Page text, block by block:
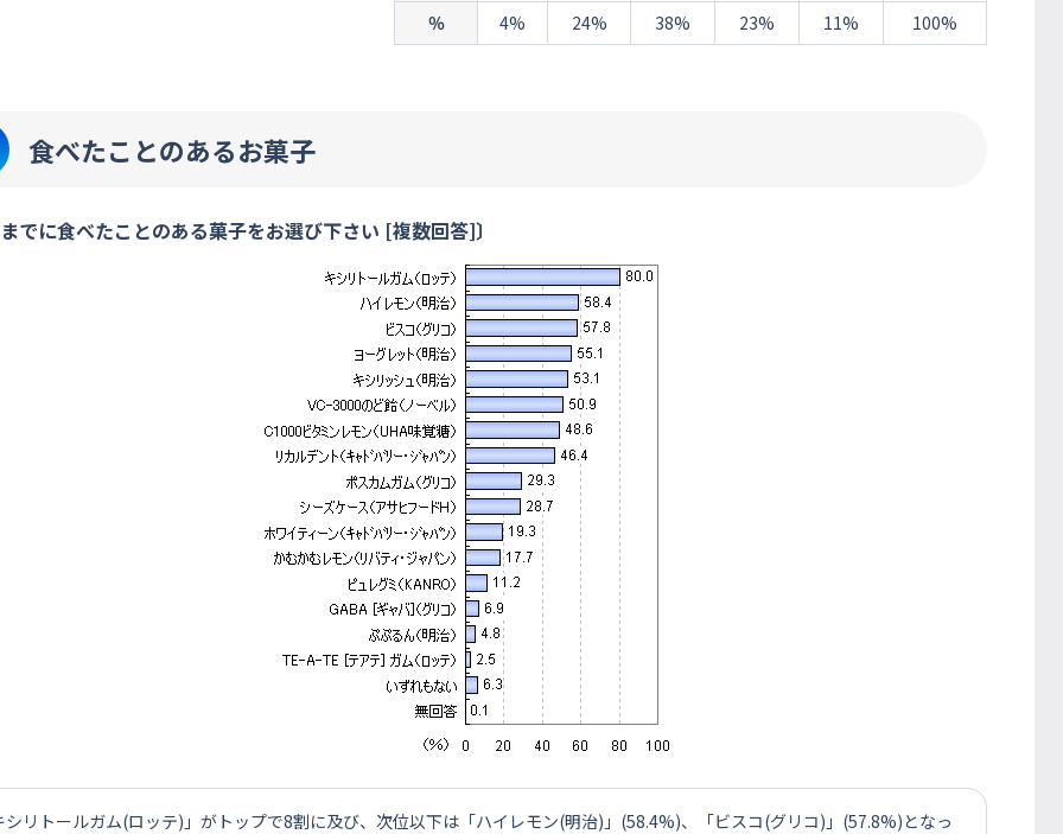
％
4% 24% 38% 23% 11% 100%
食べたことのあるお菓子
でに食べたことのある菓子をお選び下さい [複数回答]〕
シリトールガム(ロッテ)」がトップで8割に及び、次位以下は「ハイレモン(明治)」(58.4%)、「ビスコ(グリコ)」(57.8%)となっ